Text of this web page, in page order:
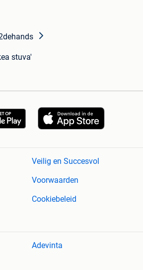
stuva'
Veilig en Succesvol
Voorwaarden
Cookiebeleid
Adevinta